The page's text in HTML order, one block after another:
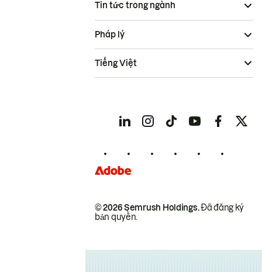
Tin tức trong ngành
© 2026 Semrush Holdings.Đã đăng ký
bản quyền.
Pháp lý
Tiếng Việt